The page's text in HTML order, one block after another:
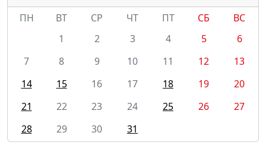
ПН
ВТ СР ЧТ ПТ СБ
ВС
1
2 3 4 5
6
7
8 9 10 11 12
13
14
15 16 17 18 19
20
21
22 23 24 25 26
27
28
29 30 31